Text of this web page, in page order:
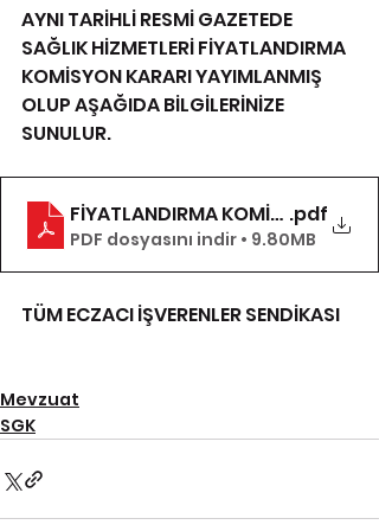
AYNI TARİHLİ RESMİ GAZETEDE
SAĞLIK HİZMETLERİ FİYATLANDIRMA
KOMİSYON KARARI YAYIMLANMIŞ
OLUP AŞAĞIDA BİLGİLERİNİZE
SUNULUR.
FİYATLANDIRMA KOMİSYON KARARI
.pdf
PDF dosyasını indir • 9.80MB
TÜM ECZACI İŞVERENLER SENDİKASI
Mevzuat
SGK